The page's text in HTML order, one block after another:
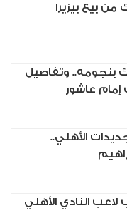
بيع بيزيرا
بنجومه.. وتفاصيل
عاشور
الأهلي..
النادي الأهلي